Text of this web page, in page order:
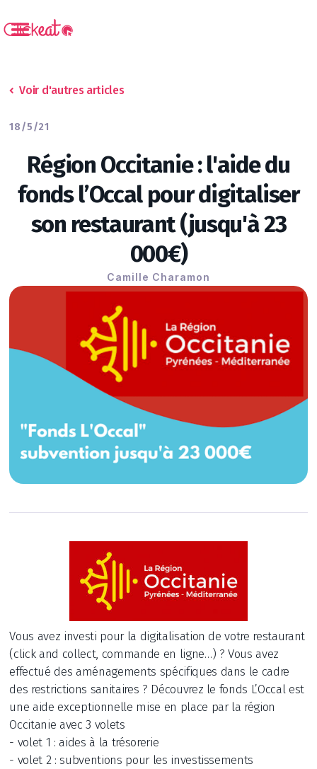
Voir d'autres articles
18/5/21
Région Occitanie : l'aide du
fonds l’Occal pour digitaliser
son restaurant (jusqu'à 23
000€)
Camille Charamon
Vous avez investi pour la digitalisation de votre restaurant
(click and collect, commande en ligne…) ? Vous avez
effectué des aménagements spécifiques dans le cadre
des restrictions sanitaires ? Découvrez le fonds L’Occal est
une aide exceptionnelle mise en place par la région
Occitanie avec 3 volets
- volet 1 : aides à la trésorerie
- volet 2 : subventions pour les investissements